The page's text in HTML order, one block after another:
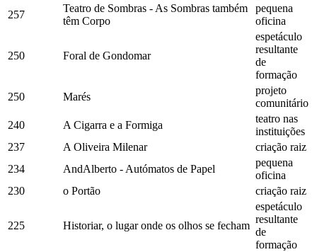
257
Teatro de Sombras - As Sombras também
têm Corpo
pequena
oficina
250 Foral de Gondomar
espetáculo
resultante
de
formação
250
Marés
projeto
comunitário
240
A Cigarra e a Formiga
teatro nas
instituições
237
A Oliveira Milenar
criação raiz
234
AndAlberto - Autómatos de Papel
pequena
oficina
230
o Portão criação raiz
225 Historiar, o lugar onde os olhos se fecham
espetáculo
resultante
de
formação